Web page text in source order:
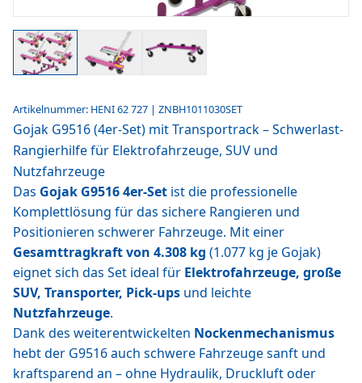
Artikelnummer: HENI 62 727 | ZNBH1011030SET
Gojak G9516 (4er-Set) mit Transportrack – Schwerlast-
Rangierhilfe für Elektrofahrzeuge, SUV und
Nutzfahrzeuge
Das Gojak G9516 4er-Set ist die professionelle
Komplettlösung für das sichere Rangieren und
Positionieren schwerer Fahrzeuge. Mit einer
Gesamttragkraft von 4.308 kg (1.077 kg je Gojak)
eignet sich das Set ideal für Elektrofahrzeuge, große
SUV, Transporter, Pick-ups und leichte
Nutzfahrzeuge.
Dank des weiterentwickelten Nockenmechanismus
hebt der G9516 auch schwere Fahrzeuge sanft und
kraftsparend an – ohne Hydraulik, Druckluft oder